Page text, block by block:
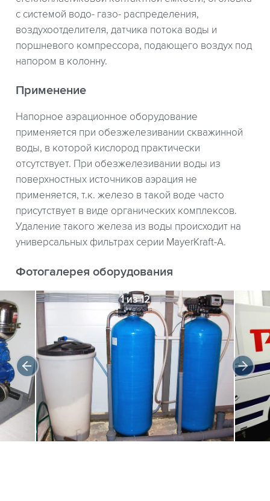
с системой водо- газо- распределения,
воздухоотделителя, датчика потока воды и
поршневого компрессора, подающего воздух под
напором в колонну.
Применение
Напорное аэрационное оборудование
применяется при обезжелезивании скважинной
воды, в которой кислород практически
отсутствует. При обезжелезивании воды из
поверхностных источников аэрация не
применяется, т.к. железо в такой воде часто
присутствует в виде органических комплексов.
Удаление такого железа из воды происходит на
универсальных фильтрах серии MayerKraft-A.
Фотогалерея оборудования
1 из 12